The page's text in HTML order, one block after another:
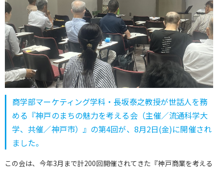
商学部マーケティング学科・長坂泰之教授が世話人を務
める『神戸のまちの魅力を考える会（主催／流通科学大
学、共催／神戸市）』の第4回が、8月2日(金)に開催され
ました。
この会は、今年3月まで計200回開催されてきた『神戸商業を考える